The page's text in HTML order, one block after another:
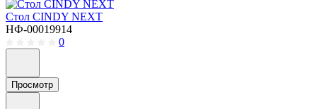
Стол CINDY NEXT
НФ-00019914
0
Просмотр